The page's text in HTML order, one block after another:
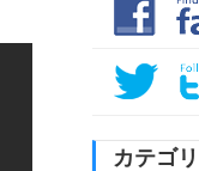
カテゴ